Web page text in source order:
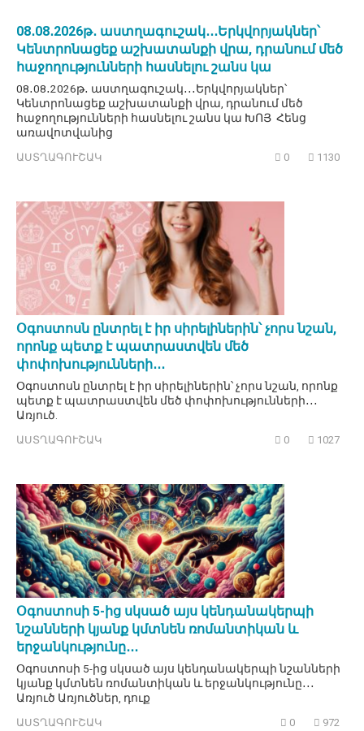
08․08․2026թ․ աստղագուշակ․․․Երկվորյակներ՝
Կենտրոնացեք աշխատանքի վրա, դրանում մեծ
հաջողությունների հասնելու շանս կա
08․08․2026թ․ աստղագուշակ․․․Երկվորյակներ՝
Կենտրոնացեք աշխատանքի վրա, դրանում մեծ
հաջողությունների հասնելու շանս կա ԽՈՅ Հենց
առավոտվանից
ԱՍՏՂԱԳՈՒՇԱԿ 0 1130
Օգոստոսն ընտրել է իր սիրելիներին՝ չորս նշան,
որոնք պետք է պատրաստվեն մեծ
փոփոխությունների․․․
Օգոստոսն ընտրել է իր սիրելիներին՝ չորս նշան, որոնք
պետք է պատրաստվեն մեծ փոփոխությունների․․․
Առյուծ.
ԱՍՏՂԱԳՈՒՇԱԿ 0 1027
Օգոստոսի 5-ից սկսած այս կենդանակերպի
նշանների կյանք կմտնեն ռոմանտիկան և
երջանկությունը․․․
Օգոստոսի 5-ից սկսած այս կենդանակերպի նշանների
կյանք կմտնեն ռոմանտիկան և երջանկությունը․․․
Առյուծ Առյուծներ, դուք
ԱՍՏՂԱԳՈՒՇԱԿ 0 972